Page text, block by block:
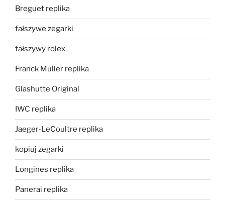
Breguet replika
fałszywe zegarki
fałszywy rolex
Franck Muller replika
Glashutte Original
IWC replika
Jaeger-LeCoultre replika
kopiuj zegarki
Longines replika
Panerai replika